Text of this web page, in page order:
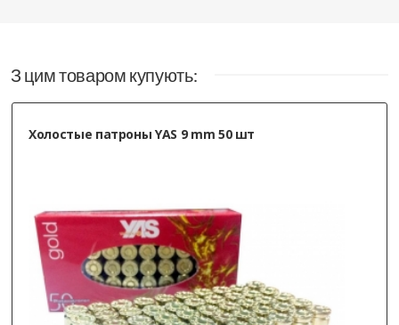
З цим товаром купують:
Холостые патроны YAS 9 mm 50 шт